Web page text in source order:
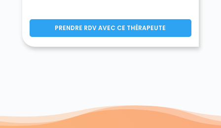
PRENDRE RDV AVEC CE THÉRAPEUTE